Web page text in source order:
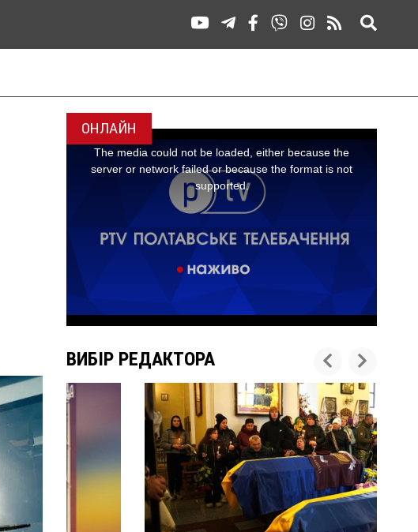
ОНЛАЙН
ВИБІР РЕДАКТОРА